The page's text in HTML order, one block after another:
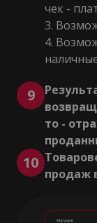
чек -
9
то -
10
продаж